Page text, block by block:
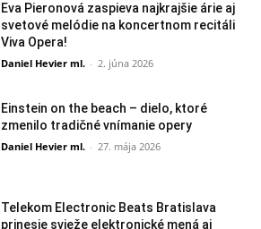
Eva Pieronová zaspieva najkrajšie árie aj
svetové melódie na koncertnom recitáli
Viva Opera!
Daniel Hevier ml. - 2. júna 2026
Einstein on the beach – dielo, ktoré
zmenilo tradičné vnímanie opery
Daniel Hevier ml. - 27. mája 2026
Telekom Electronic Beats Bratislava
prinesie svieže elektronické mená aj